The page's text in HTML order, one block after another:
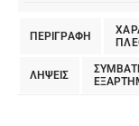
ΠΕΡΙΓΡΑΦΗ
ΛΗΨΕΙΣ